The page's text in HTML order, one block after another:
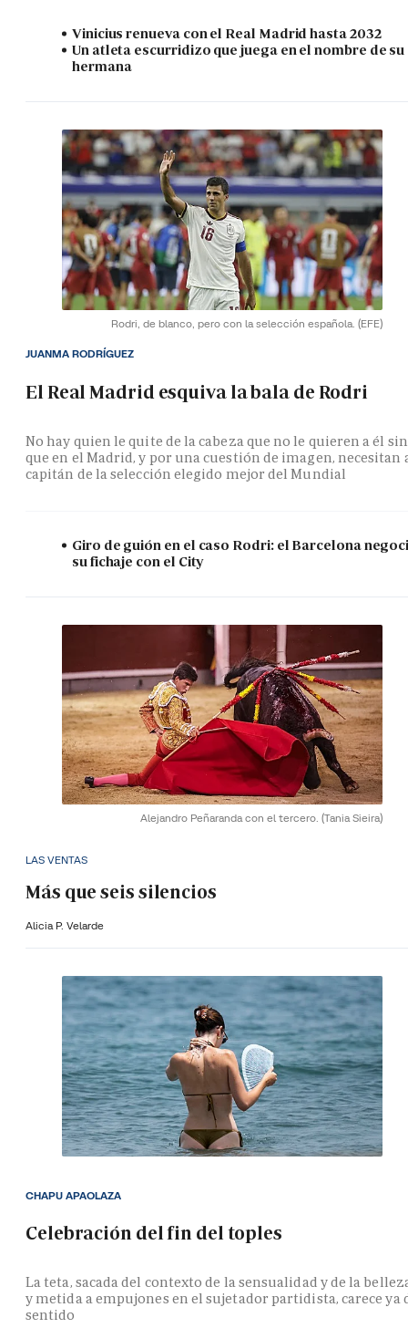
Vinicius renueva con el Real Madrid hasta 2032
Un atleta escurridizo que juega en el nombre de su
hermana
Rodri, de blanco, pero con la selección española. (EFE)
El Real Madrid esquiva la bala de Rodri
No hay quien le quite de la cabeza que no le quieren a él
que en el Madrid, y por una cuestión de imagen, necesitan
capitán de la selección elegido mejor del Mundial
JUANMA RODRÍGUEZ
Giro de guión en el caso Rodri: el Barcelona
su fichaje con el City
Alejandro Peñaranda con el tercero. (Tania Sieira)
LAS VENTAS
Más que seis silencios
Alicia P. Velarde
Celebración del fin del toples
La teta, sacada del contexto de la sensualidad y de la
y metida a empujones en el sujetador partidista, carece ya
sentido
CHAPU APAOLAZA